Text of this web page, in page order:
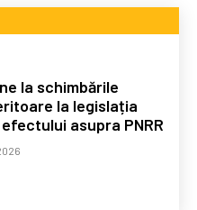
la schimbările
la legislația
asupra PNRR